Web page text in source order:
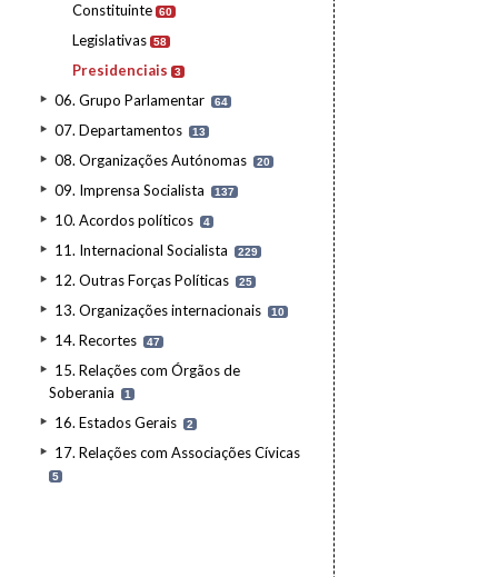
Constituinte 60
Legislativas 58
Presidenciais 3
06. Grupo Parlamentar 64
07. Departamentos 13
08. Organizações Autónomas 20
09. Imprensa Socialista 137
10. Acordos políticos 4
11. Internacional Socialista 229
12. Outras Forças Políticas 25
13. Organizações internacionais 10
14. Recortes 47
15. Relações com Órgãos de
Soberania
1
16. Estados Gerais 2
17. Relações com Associações Cívicas
5